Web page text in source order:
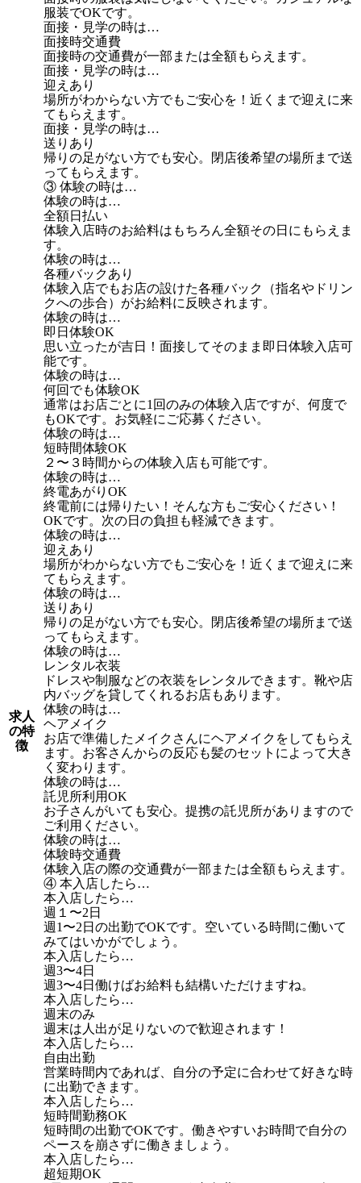
求人
の特
徴
服装でOKです。
面接・見学の時は…
面接時交通費
面接時の交通費が一部または全額もらえます。
面接・見学の時は…
迎えあり
場所がわからない方でもご安心を！近くまで迎えに来
てもらえます。
面接・見学の時は…
送りあり
帰りの足がない方でも安心。閉店後希望の場所まで送
ってもらえます。
③ 体験の時は…
体験の時は…
全額日払い
体験入店時のお給料はもちろん全額その日にもらえま
す。
体験の時は…
各種バックあり
体験入店でもお店の設けた各種バック（指名やドリン
クへの歩合）がお給料に反映されます。
体験の時は…
即日体験OK
思い立ったが吉日！面接してそのまま即日体験入店可
能です。
体験の時は…
何回でも体験OK
通常はお店ごとに1回のみの体験入店ですが、何度で
もOKです。お気軽にご応募ください。
体験の時は…
短時間体験OK
２〜３時間からの体験入店も可能です。
体験の時は…
終電あがりOK
終電前には帰りたい！そんな方もご安心ください！
OKです。次の日の負担も軽減できます。
体験の時は…
迎えあり
場所がわからない方でもご安心を！近くまで迎えに来
てもらえます。
体験の時は…
送りあり
帰りの足がない方でも安心。閉店後希望の場所まで送
ってもらえます。
体験の時は…
レンタル衣装
ドレスや制服などの衣装をレンタルできます。靴や店
内バッグを貸してくれるお店もあります。
体験の時は…
ヘアメイク
お店で準備したメイクさんにヘアメイクをしてもらえ
ます。お客さんからの反応も髪のセットによって大き
く変わります。
体験の時は…
託児所利用OK
お子さんがいても安心。提携の託児所がありますので
ご利用ください。
体験の時は…
体験時交通費
体験入店の際の交通費が一部または全額もらえます。
④ 本入店したら…
本入店したら…
週１〜2日
週1〜2日の出勤でOKです。空いている時間に働いて
みてはいかがでしょう。
本入店したら…
週3〜4日
週3〜4日働けばお給料も結構いただけますね。
本入店したら…
週末のみ
週末は人出が足りないので歓迎されます！
本入店したら…
自由出勤
営業時間内であれば、自分の予定に合わせて好きな時
に出勤できます。
本入店したら…
短時間勤務OK
短時間の出勤でOKです。働きやすいお時間で自分の
ペースを崩さずに働きましょう。
本入店したら…
超短期OK